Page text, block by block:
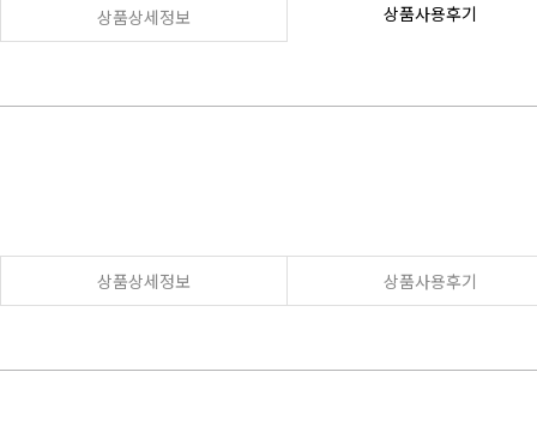
상품상세정보 상품사용후기
상품상세정보 상품사용후기